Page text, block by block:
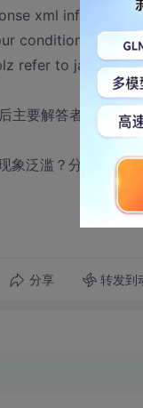
xml
condition to the
refer to
主要解答者是自己的
象泛滥？分数给最
分享 转发到